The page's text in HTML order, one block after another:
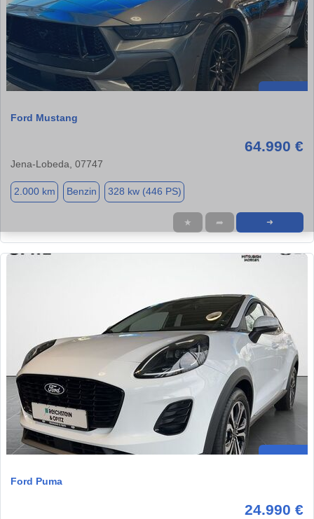
Ford Mustang
64.990 €
Jena-Lobeda, 07747
2.000 km Benzin 328 kw (446 PS)
★ ➦ ➜
Ford Puma
24.990 €